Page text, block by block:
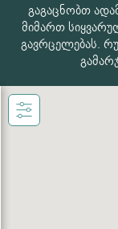
გაგაცნობთ
მიმართ
გავრცელებას.